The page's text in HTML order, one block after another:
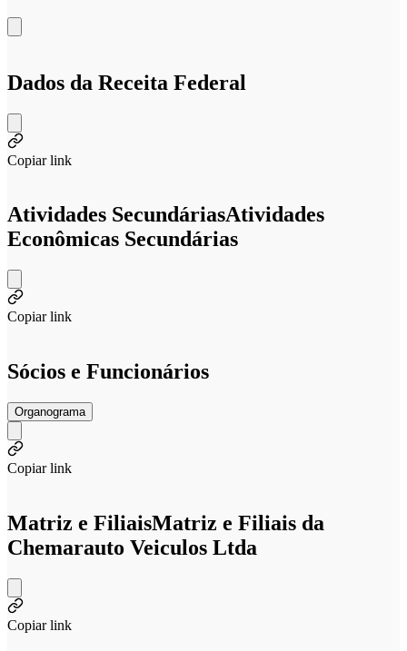
Dados da Receita Federal
Copiar link
Atividades SecundáriasAtividades
Econômicas Secundárias
Copiar link
Sócios e Funcionários
Organograma
Copiar link
Matriz e FiliaisMatriz e Filiais da
Chemarauto Veiculos Ltda
Copiar link